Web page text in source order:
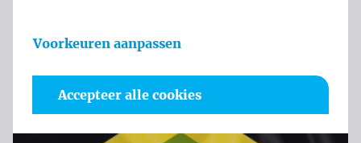
Voorkeuren aanpassen
Accepteer alle cookies